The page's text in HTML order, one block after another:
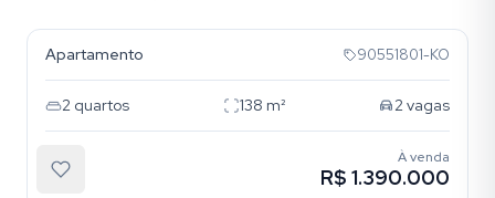
Apartamento 90551801-KO
2 quartos 138 m² 2vagas
À venda
R$ 1.390.000